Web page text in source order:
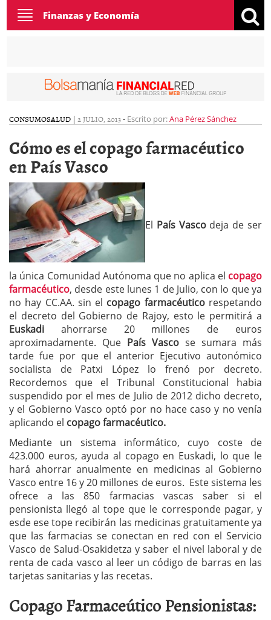
Toggle
navigation
Finanzas y Economía
CONSUMOSALUD | 2 JULIO, 2013- Escrito por:Ana Pérez Sánchez
Cómo es el copago farmacéutico
en País Vasco
El País Vascodeja de ser
la única Comunidad Autónoma que no aplica el copago
farmacéutico, desde este lunes 1 de Julio, con lo que ya
no hay CC.AA. sin el copago farmacéuticorespetando
el decreto del Gobierno de Rajoy, esto le permitirá a
Euskadi ahorrarse 20 millones de euros
aproximadamente. Que País Vasco se sumara más
tarde fue por que el anterior Ejecutivo autonómico
socialista de Patxi López lo frenó por decreto.
Recordemos que el Tribunal Constitucional habia
suspendido por el mes de Julio de 2012 dicho decreto,
y el Gobierno Vasco optó por no hace caso y no venía
aplicando el copago farmacéutico.
Mediante un sistema informático, cuyo coste de
423.000 euros, ayuda al copago en Euskadi, lo que le
hará ahorrar anualmente en medicinas al Gobierno
Vasco entre 16 y 20 millones de euros. Este sistema les
ofrece a las 850 farmacias vascas saber si el
pensionista llegó al tope que le corresponde pagar, y
esde ese tope recibirán las medicinas gratuitamente ya
que las farmacias se conectan en red con el Servicio
Vasco de Salud-Osakidetza y saber el nivel laboral y de
renta de cada vasco al leer un código de barras en las
tarjetas sanitarias y las recetas.
Copago Farmaceútico Pensionistas: